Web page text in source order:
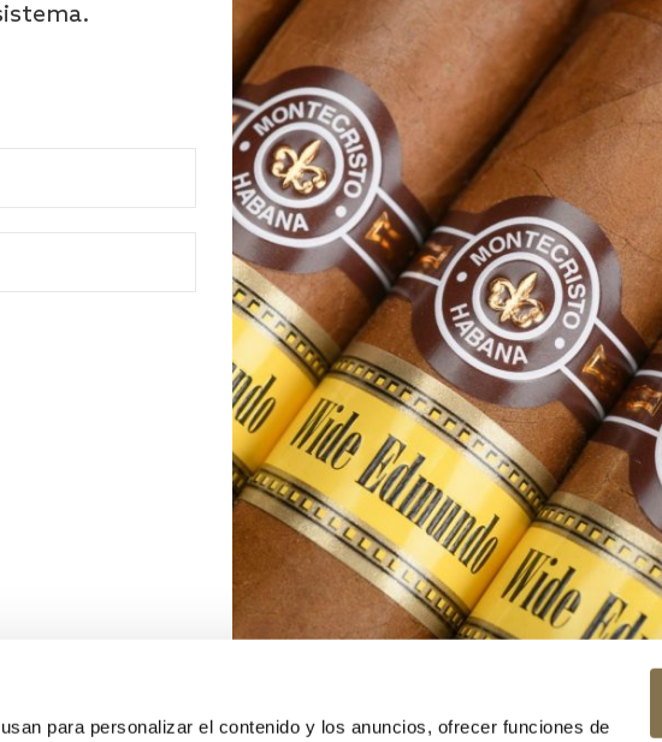
para personalizar el contenido y los anuncios, ofrecer funciones de